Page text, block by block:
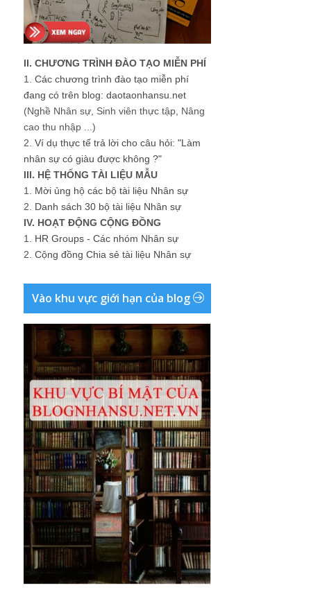
II. CHƯƠNG TRÌNH ĐÀO TẠO MIỄN PHÍ
1. Các chương trình đào tạo miễn phí
đang có trên blog: daotaonhansu.net
(Nghề Nhân sự, Sinh viên thực tập, Nâng
cao thu nhập ...)
2. Ví dụ thực tế trả lời cho câu hỏi: "Làm
nhân sự có giàu được không ?"
III. HỆ THỐNG TÀI LIỆU MẪU
1. Mời ủng hộ các bộ tài liệu Nhân sự
2. Danh sách 30 bộ tài liệu Nhân sự
IV. HOẠT ĐỘNG CỘNG ĐỒNG
1. HR Groups - Các nhóm Nhân sự
2. Cộng đồng Chia sẻ tài liệu Nhân sự
Vào khu vực giới hạn của blog